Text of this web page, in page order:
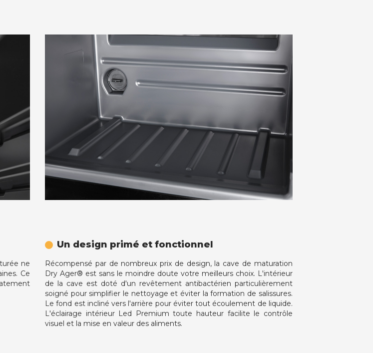
ne
Ce
Un design primé et fonctionnel
Récompensé par de nombreux prix de design, la cave de maturation
Dry Ager® est sans le moindre doute votre meilleurs choix. L'intérieur
de la cave est doté d'un revêtement antibactérien particulièrement
soigné pour simplifier le nettoyage et éviter la formation de salissures.
Le fond est incliné vers l'arrière pour éviter tout écoulement de liquide.
L'éclairage intérieur Led Premium toute hauteur facilite le contrôle
visuel et la mise en valeur des aliments.